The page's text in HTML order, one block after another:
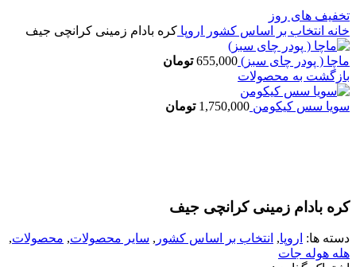
تخفیف های روز
خانه انتخاب بر اساس کشور اروپا کره بادام زمینی کرانچی جیف
ماچا ( پودر چای سبز) 655,000 تومان
بازگشت به محصولات
سویا سس کیکومن 1,750,000 تومان
کره بادام زمینی کرانچی جیف
دسته ها: اروپا, انتخاب بر اساس کشور , سایر محصولات, محصولات,
هله هوله جات